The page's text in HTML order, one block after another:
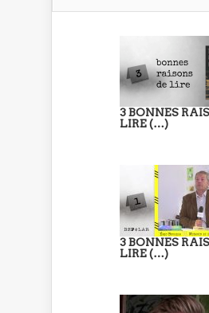
3 BONNES
LIRE (…)
3 BONNES
LIRE (…)